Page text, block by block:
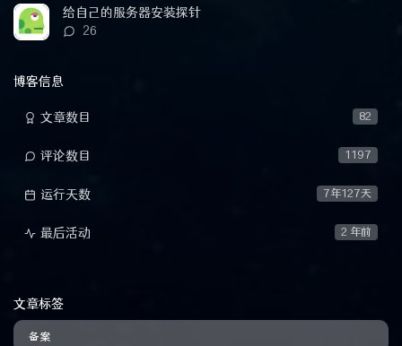
数：
给自己的服务器安装探针
评
26
博客信息
82
文章数目
1197
评论数目
7年127天
运行天数
2 年前
最后活动
文章标签
备案